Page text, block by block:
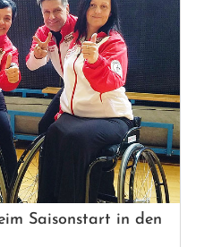
Saisonstart in den